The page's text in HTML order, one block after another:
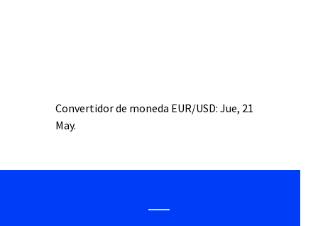
Convertidor de moneda EUR/USD: Jue, 21
May.